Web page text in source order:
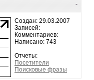
-
Создан: 29.03.2007
Записей:
Комментариев:
Написано: 743
Отчеты:
Посетители
Поисковые фразы